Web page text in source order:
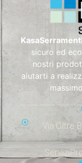
sicuro ed
nostri
aiutarti a
Via Oltre
Servizi